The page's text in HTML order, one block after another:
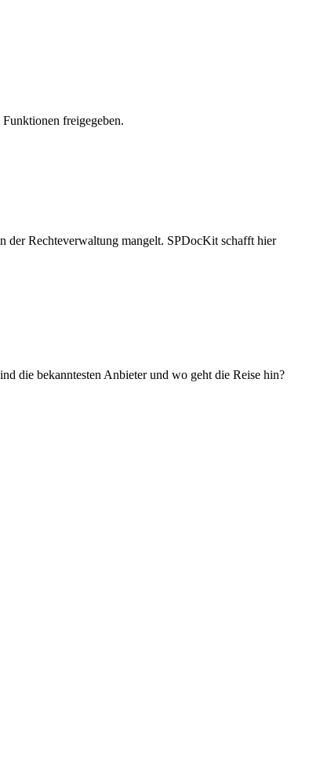
freigegeben.
der Rechteverwaltung mangelt. SPDocKit schafft hier
die bekanntesten Anbieter und wo geht die Reise hin?